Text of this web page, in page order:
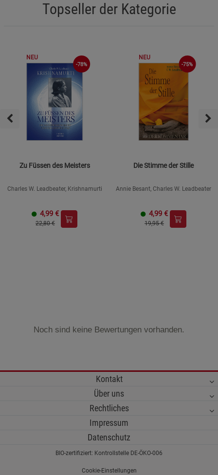
Topseller der Kategorie
NEU
-78%
Zu Füssen des Meisters
Charles W. Leadbeater, Krishnamurti
4,99 €
22,80 €
NEU
-75%
Die Stimme der Stille
Annie Besant, Charles W. Leadbeater
4,99 €
19,95 €
Noch sind keine Bewertungen vorhanden.
Kontakt
Über uns
Rechtliches
Impressum
Datenschutz
BIO-zertifiziert: Kontrollstelle DE-ÖKO-006
Cookie-Einstellungen